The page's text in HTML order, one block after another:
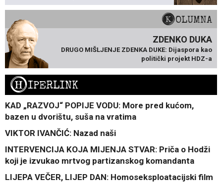
KOLUMNA
ZDENKO DUKA
DRUGO MIŠLJENJE ZDENKA DUKE: Dijaspora kao
politički projekt HDZ-a
HIPERLINK
KAD „RAZVOJ“ POPIJE VODU: More pred kućom,
bazen u dvorištu, suša na vratima
VIKTOR IVANČIĆ: Nazad naši
INTERVENCIJA KOJA MIJENJA STVAR: Priča o Hodži
koji je izvukao mrtvog partizanskog komandanta
LIJEPA VEČER, LIJEP DAN: Homoseksploatacijski film